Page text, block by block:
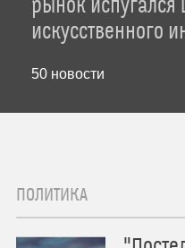
рынок испугался
искусственного
50 новости
ПОЛИТИКА